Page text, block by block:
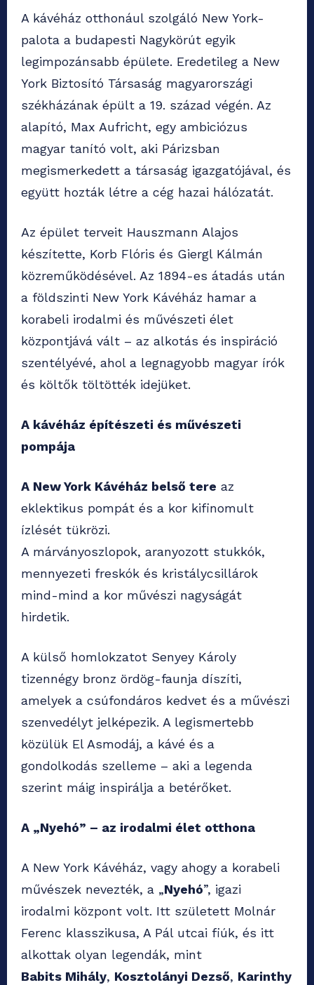
A kávéház otthonául szolgáló New York-
palota a budapesti Nagykörút egyik
legimpozánsabb épülete. Eredetileg a New
York Biztosító Társaság magyarországi
székházának épült a 19. század végén. Az
alapító, Max Aufricht, egy ambiciózus
magyar tanító volt, aki Párizsban
megismerkedett a társaság igazgatójával, és
együtt hozták létre a cég hazai hálózatát.
Az épület terveit Hauszmann Alajos
készítette, Korb Flóris és Giergl Kálmán
közreműködésével. Az 1894-es átadás után
a földszinti New York Kávéház hamar a
korabeli irodalmi és művészeti élet
központjává vált – az alkotás és inspiráció
szentélyévé, ahol a legnagyobb magyar írók
és költők töltötték idejüket.
A kávéház építészeti és művészeti
pompája
A New York Kávéház belső tere az
eklektikus pompát és a kor kifinomult
ízlését tükrözi.
A márványoszlopok, aranyozott stukkók,
mennyezeti freskók és kristálycsillárok
mind-mind a kor művészi nagyságát
hirdetik.
A külső homlokzatot Senyey Károly
tizennégy bronz ördög-faunja díszíti,
amelyek a csúfondáros kedvet és a művészi
szenvedélyt jelképezik. A legismertebb
közülük El Asmodáj, a kávé és a
gondolkodás szelleme – aki a legenda
szerint máig inspirálja a betérőket.
A „Nyehó” – az irodalmi élet otthona
A New York Kávéház, vagy ahogy a korabeli
művészek nevezték, a „Nyehó”, igazi
irodalmi központ volt. Itt született Molnár
Ferenc klasszikusa, A Pál utcai fiúk, és itt
alkottak olyan legendák, mint
Babits Mihály, Kosztolányi Dezső, Karinthy